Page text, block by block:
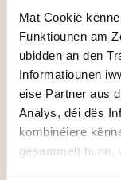
Mat Cookië
Funktiounen am
ubidden an den
Informatiounen
eise Partner aus
Analys, déi dës
kombinéiere
gesammelt hunn,
er